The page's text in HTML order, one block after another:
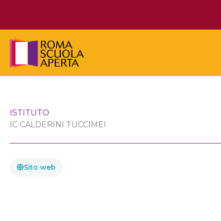
contenuto
ISTITUTO
IC CALDERINI TUCCIMEI
Sito web